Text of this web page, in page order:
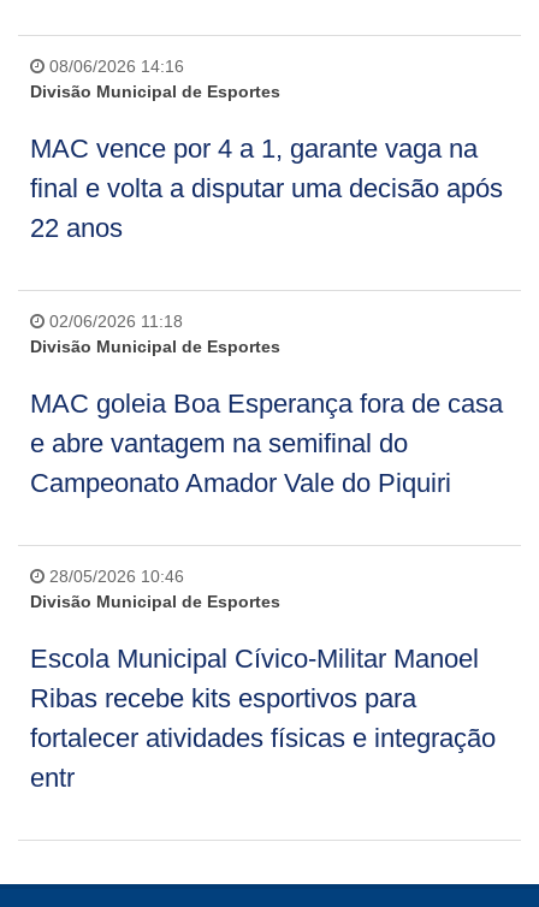
08/06/2026 14:16
Divisão Municipal de Esportes
MAC vence por 4 a 1, garante vaga na
final e volta a disputar uma decisão após
22 anos
02/06/2026 11:18
Divisão Municipal de Esportes
MAC goleia Boa Esperança fora de casa
e abre vantagem na semifinal do
Campeonato Amador Vale do Piquiri
28/05/2026 10:46
Divisão Municipal de Esportes
Escola Municipal Cívico-Militar Manoel
Ribas recebe kits esportivos para
fortalecer atividades físicas e integração
entr